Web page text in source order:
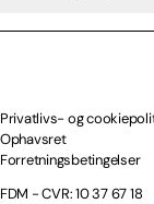
Privatlivs- og
Ophavsret
Forretningsbetingelser
FDM - CVR: 10 37 67 18